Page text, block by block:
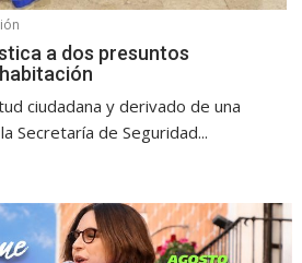
a dos presuntos
ciudadana y derivado de una
Secretaría de Seguridad...